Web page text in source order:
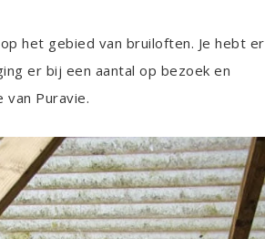
het gebied van bruiloften. Je hebt er
er bij een aantal op bezoek en
Puravie.